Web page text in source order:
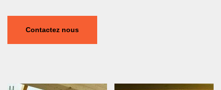
Contactez nous